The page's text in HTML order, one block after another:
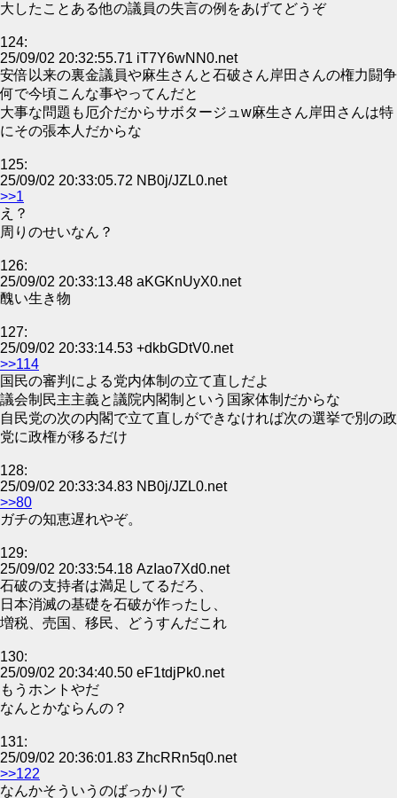
大したことある他の議員の失言の例をあげてどうぞ
124:
25/09/02 20:32:55.71 iT7Y6wNN0.net
安倍以来の裏金議員や麻生さんと石破さん岸田さんの権力闘争
何で今頃こんな事やってんだと
大事な問題も厄介だからサボタージュw麻生さん岸田さんは特
にその張本人だからな
125:
25/09/02 20:33:05.72 NB0j/JZL0.net
>>1
え？
周りのせいなん？
126:
25/09/02 20:33:13.48 aKGKnUyX0.net
醜い生き物
127:
25/09/02 20:33:14.53 +dkbGDtV0.net
>>114
国民の審判による党内体制の立て直しだよ
議会制民主主義と議院内閣制という国家体制だからな
自民党の次の内閣で立て直しができなければ次の選挙で別の政
党に政権が移るだけ
128:
25/09/02 20:33:34.83 NB0j/JZL0.net
>>80
ガチの知恵遅れやぞ。
129:
25/09/02 20:33:54.18 AzIao7Xd0.net
石破の支持者は満足してるだろ、
日本消滅の基礎を石破が作ったし、
増税、売国、移民、どうすんだこれ
130:
25/09/02 20:34:40.50 eF1tdjPk0.net
もうホントやだ
なんとかならんの？
131:
25/09/02 20:36:01.83 ZhcRRn5q0.net
>>122
なんかそういうのばっかりで